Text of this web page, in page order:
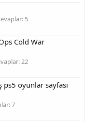
5
Cold War
22
ps5 oyunlar sayfası
7